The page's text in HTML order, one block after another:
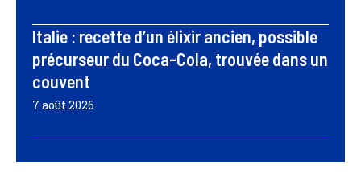
Italie : recette d’un élixir ancien, possible
précurseur du Coca-Cola, trouvée dans un
couvent
7 août 2026